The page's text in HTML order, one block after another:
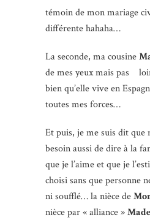
témoin de mon mariage
différente hahaha…
La seconde, ma cousine
de mes yeux mais pas
bien qu’elle vive en
toutes mes forces…
Et puis, je me suis dit que
besoin aussi de dire à la
que je l’aime et que je
choisi sans que personne
ni soufflé… la nièce de
nièce par « alliance »